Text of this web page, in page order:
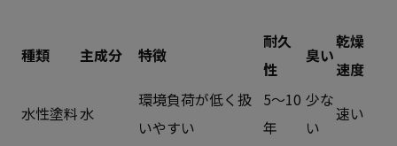
種類 主成分 特徴
耐久
性
臭い
乾燥
速度
水性塗料水
環境負荷が低く扱
いやすい
5～10
年
少な
い
速い